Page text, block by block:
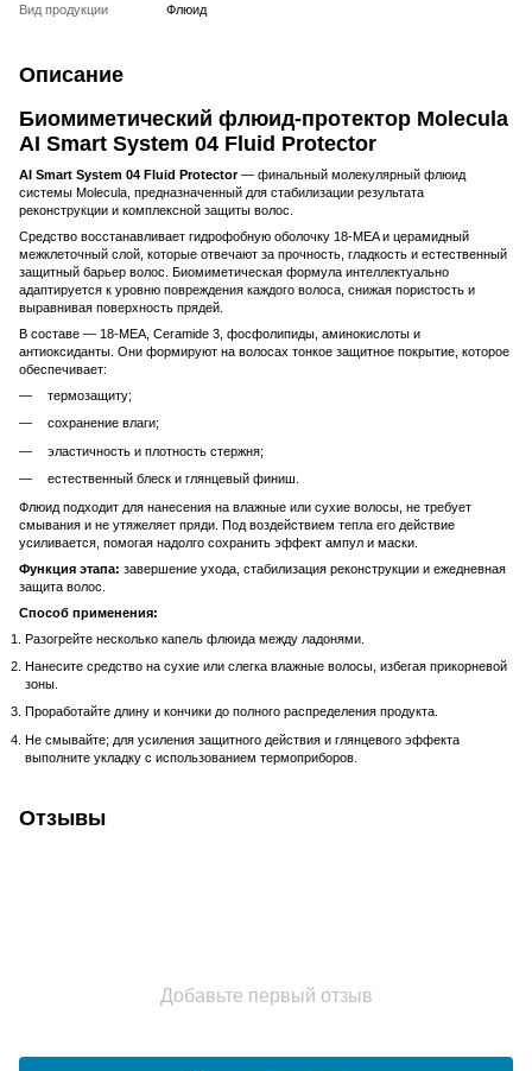
Вид продукции
Флюид
Описание
Биомиметический флюид-протектор Molecula
AI Smart System 04 Fluid Protector
AI Smart System 04 Fluid Protector— финальный молекулярный флюид
системы Molecula, предназначенный для стабилизации результата
реконструкции и комплексной защиты волос.
Средство восстанавливает гидрофобную оболочку 18-MEA и церамидный
межклеточный слой, которые отвечают за прочность, гладкость и естественный
защитный барьер волос. Биомиметическая формула интеллектуально
адаптируется к уровню повреждения каждого волоса, снижая пористость и
выравнивая поверхность прядей.
В составе — 18-MEA, Ceramide 3, фосфолипиды, аминокислоты и
антиоксиданты. Они формируют на волосах тонкое защитное покрытие, которое
обеспечивает:
термозащиту;
сохранение влаги;
эластичность и плотность стержня;
естественный блеск и глянцевый финиш.
Флюид подходит для нанесения на влажные или сухие волосы, не требует
смывания и не утяжеляет пряди. Под воздействием тепла его действие
усиливается, помогая надолго сохранить эффект ампул и маски.
Функция этапа: завершение ухода, стабилизация реконструкции и ежедневная
защита волос.
Способ применения:
Разогрейте несколько капель флюида между ладонями.
Нанесите средство на сухие или слегка влажные волосы, избегая прикорневой
зоны.
Проработайте длину и кончики до полного распределения продукта.
Не смывайте; для усиления защитного действия и глянцевого эффекта
выполните укладку с использованием термоприборов.
Отзывы
Добавьте первый отзыв